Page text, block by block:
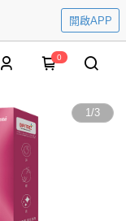
開啟APP
0
1/3